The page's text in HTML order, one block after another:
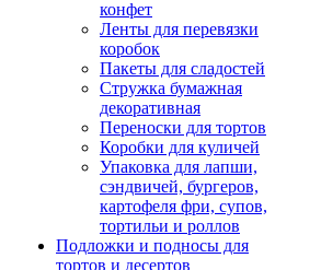
конфет
Ленты для перевязки
коробок
Пакеты для сладостей
Стружка бумажная
декоративная
Переноски для тортов
Коробки для куличей
Упаковка для лапши,
сэндвичей, бургеров,
картофеля фри, супов,
тортильи и роллов
Подложки и подносы для
тортов и десертов